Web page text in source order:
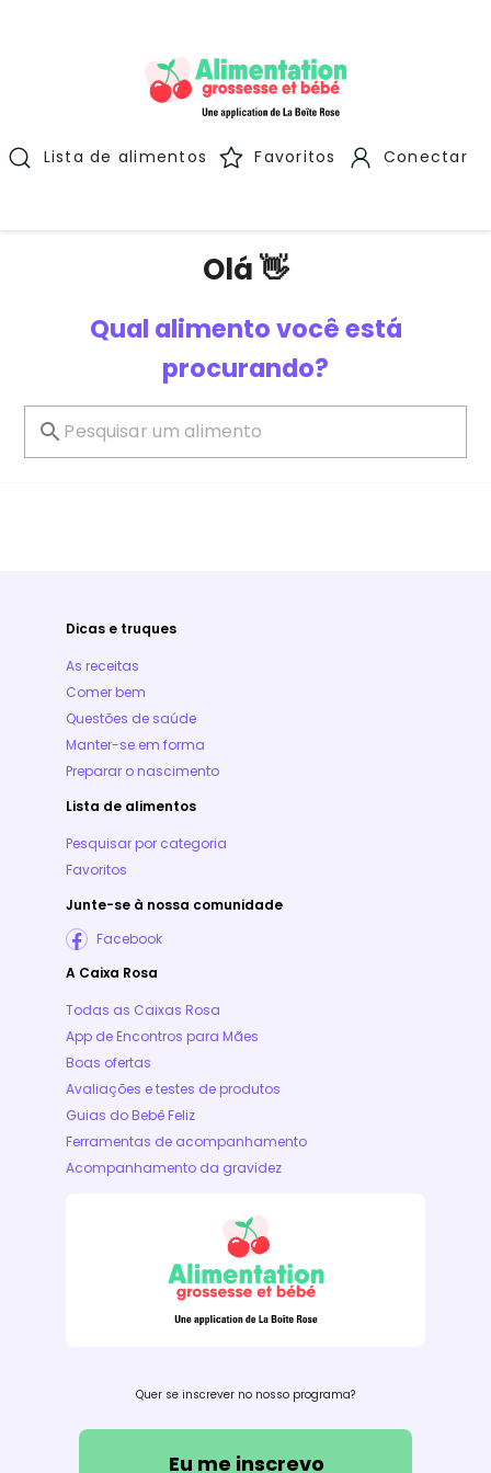
Lista de alimentos Favoritos Conectar
Olá 👋
Qual alimento você está
procurando?
Dicas e truques
As receitas
Comer bem
Questões de saúde
Manter-se em forma
Preparar o nascimento
Lista de alimentos
Pesquisar por categoria
Favoritos
Junte-se à nossa comunidade
Facebook
A Caixa Rosa
Todas as Caixas Rosa
App de Encontros para Mães
Boas ofertas
Avaliações e testes de produtos
Guias do Bebê Feliz
Ferramentas de acompanhamento
Acompanhamento da gravidez
Quer se inscrever no nosso programa?
Eu me inscrevo